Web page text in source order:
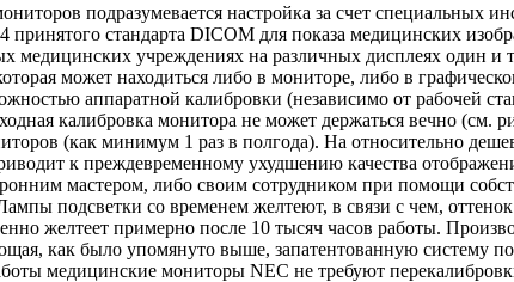
подразумевается настройка за счет специальных
принятого стандарта DICOM для показа медицинских
медицинских учреждениях на различных дисплеях один
может находиться либо в мониторе, либо в
аппаратной калибровки (независимо от рабочей
калибровка монитора не может держаться вечно (см.
(как минимум 1 раз в полгода). На относительно
к преждевременному ухудшению качества
мастером, либо своим сотрудником при помощи
подсветки со временем желтеют, в связи с чем,
желтеет примерно после 10 тысяч часов работы.
как было упомянуто выше, запатентованную систему
медицинские мониторы NEC не требуют